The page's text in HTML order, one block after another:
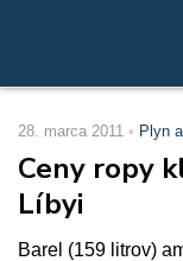
28. marca 2011 Plyn
Ceny ropy
Líbyi
Barel (159 litrov)